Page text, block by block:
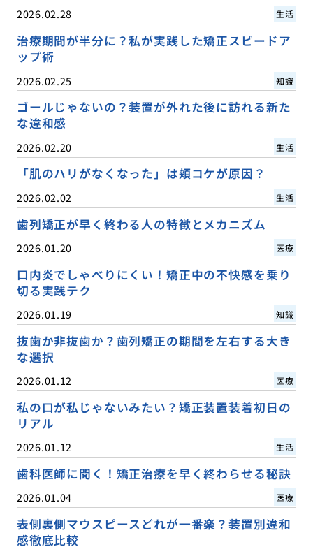
2026.02.28 生活
治療期間が半分に？私が実践した矯正スピードア
ップ術
2026.02.25 知識
ゴールじゃないの？装置が外れた後に訪れる新た
な違和感
2026.02.20 生活
「肌のハリがなくなった」は頬コケが原因？
2026.02.02 生活
歯列矯正が早く終わる人の特徴とメカニズム
2026.01.20 医療
口内炎でしゃべりにくい！矯正中の不快感を乗り
切る実践テク
2026.01.19 知識
抜歯か非抜歯か？歯列矯正の期間を左右する大き
な選択
2026.01.12 医療
私の口が私じゃないみたい？矯正装置装着初日の
リアル
2026.01.12 生活
歯科医師に聞く！矯正治療を早く終わらせる秘訣
2026.01.04 医療
表側裏側マウスピースどれが一番楽？装置別違和
感徹底比較